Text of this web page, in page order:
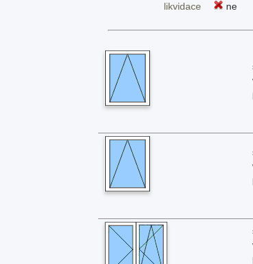
likvidace
ne